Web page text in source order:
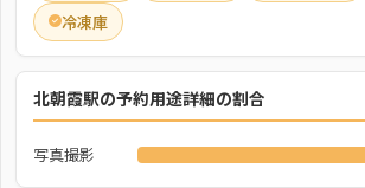
冷凍庫
北朝霞駅の予約用途詳細の割合
写真撮影